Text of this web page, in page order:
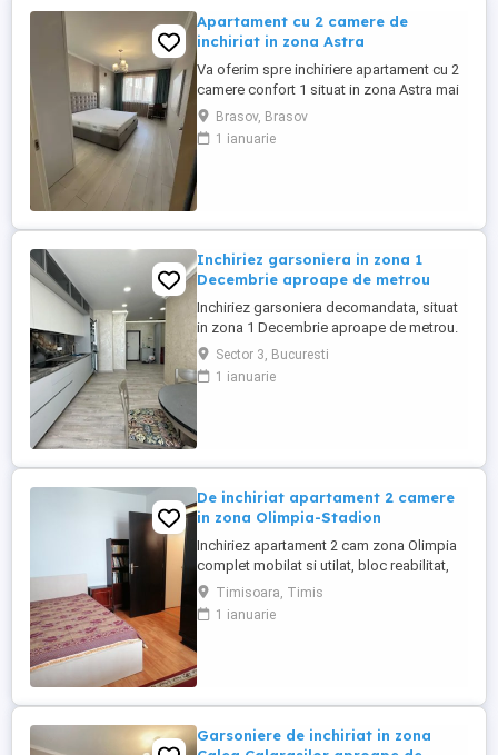
Apartament cu 2 camere de
inchiriat in zona Astra
Va oferim spre inchiriere apartament cu 2
camere confort 1 situat in zona Astra mai
exact zona Ardealului zona buna a
orasului linistita. Apartamentul este
decomandat cu o suprafata utila de 50
Brasov, Brasov
1 ianuarie
Inchiriez garsoniera in zona 1
Decembrie aproape de metrou
Inchiriez garsoniera decomandata, situat
in zona 1 Decembrie aproape de metrou.
Garsoniera are o suprafata utila de 42 mp,
fiind situat la etajul 2 si are vedere spre
strada principala. Dispune de toate
Sector 3, Bucuresti
1 ianuarie
De inchiriat apartament 2 camere
in zona Olimpia-Stadion
Inchiriez apartament 2 cam zona Olimpia
complet mobilat si utilat, bloc reabilitat,
curat la etajul 3. Suprafata acestuia este
de 45 mp. Pt mai multe detalii sunati la nr
afisat in anunt!
Timisoara, Timis
1 ianuarie
Garsoniere de inchiriat in zona